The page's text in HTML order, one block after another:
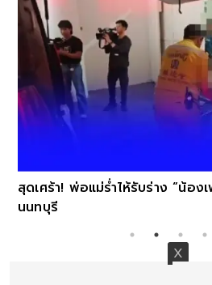
สุดเศร้า! พ่อแม่ร่ำไห้รับร่าง “น้อง
นนทบุรี